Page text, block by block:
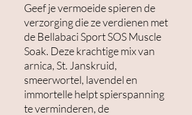
Geef je vermoeide spieren de
verzorging die ze verdienen met
de Bellabaci Sport SOS Muscle
Soak. Deze krachtige mix van
arnica, St. Janskruid,
smeerwortel, lavendel en
immortelle helpt spierspanning
te verminderen, de